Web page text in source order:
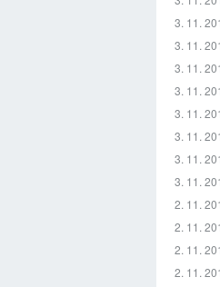
3. 11.
3. 11.
3. 11.
3. 11.
3. 11.
3. 11.
3. 11.
3. 11.
2. 11.
2. 11.
2. 11.
2. 11.